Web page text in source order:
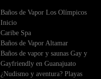
Baños de Vapor Los Olímpicos
Inicio
Caribe Spa
Baños de Vapor Altamar
Baños de vapor y saunas Gay y
Gayfriendly en Guanajuato
¿Nudismo y aventura? Playas